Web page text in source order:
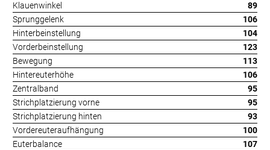
Klauenwinkel
89
Sprunggelenk
106
Hinterbeinstellung
104
Vorderbeinstellung
123
Bewegung
113
Hintereuterhöhe
106
Zentralband
95
Strichplatzierung vorne
95
Strichplatzierung hinten
93
Vordereuteraufhängung
100
Euterbalance
107